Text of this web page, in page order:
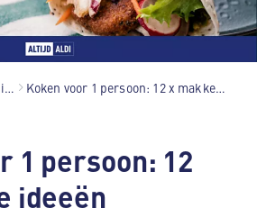
Inspiratie Koken voor 1 persoon: 12 x makkelijke recepten
1 persoon: 12
ideeën